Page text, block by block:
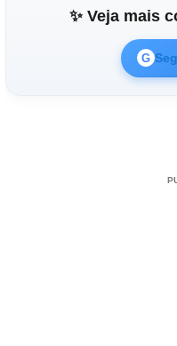
✨ Veja mais
G